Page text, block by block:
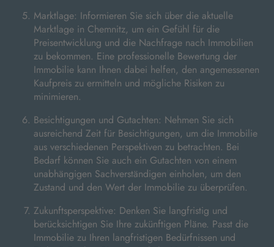
Marktlage: Informieren Sie sich über die aktuelle
Marktlage in Chemnitz, um ein Gefühl für die
Preisentwicklung und die Nachfrage nach Immobilien
zu bekommen. Eine professionelle Bewertung der
Immobilie kann Ihnen dabei helfen, den angemessenen
Kaufpreis zu ermitteln und mögliche Risiken zu
minimieren.
Besichtigungen und Gutachten: Nehmen Sie sich
ausreichend Zeit für Besichtigungen, um die Immobilie
aus verschiedenen Perspektiven zu betrachten. Bei
Bedarf können Sie auch ein Gutachten von einem
unabhängigen Sachverständigen einholen, um den
Zustand und den Wert der Immobilie zu überprüfen.
Zukunftsperspektive: Denken Sie langfristig und
berücksichtigen Sie Ihre zukünftigen Pläne. Passt die
Immobilie zu Ihren langfristigen Bedürfnissen und